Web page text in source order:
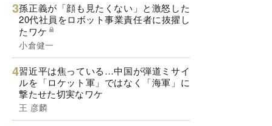
孫正義が「顔も見たくない」と激怒した
20代社員をロボット事業責任者に抜擢し
たワケ
小倉健一
習近平は焦っている…中国が弾道ミサイ
ルを「ロケット軍」ではなく「海軍」に
撃たせた切実なワケ
王 彦麟